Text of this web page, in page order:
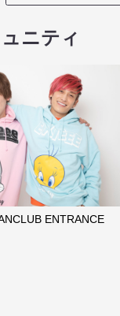
ニティ
ENTRANCE